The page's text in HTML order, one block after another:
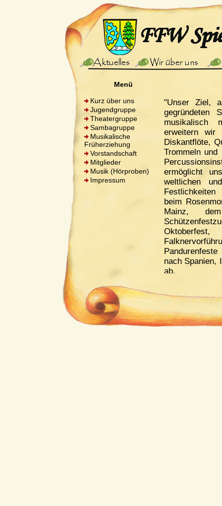
Menü
Kurz über uns
Jugendgruppe
Theatergruppe
Sambagruppe
Musikalische
Früherziehung
Vorstandschaft
Mitglieder
Musik (Hörproben)
Impressum
"Unser Ziel,
gegründeten
musikalisch
erweitern wir
Diskantflöte,
Trommeln
ermöglicht
weltlichen
Festlichkeiten
beim
Mainz,
nach Spanien,
ab.